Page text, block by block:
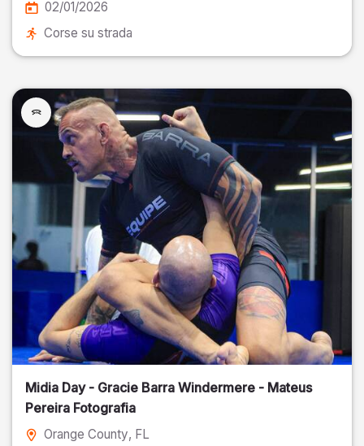
02/01/2026
Corse su strada
Midia Day - Gracie Barra Windermere - Mateus
Pereira Fotografia
Orange County, FL